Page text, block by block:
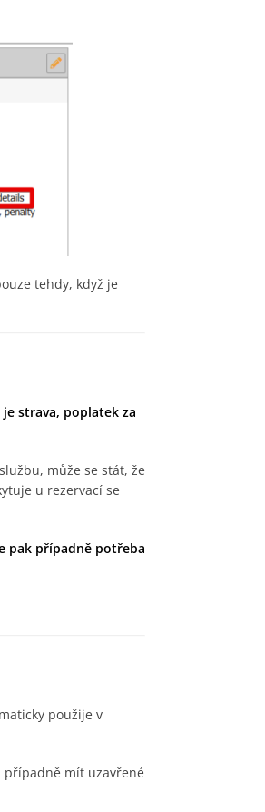
tehdy, když je
strava, poplatek za
může se stát, že
u rezervací se
pak případně potřeba
použije v
případně mít uzavřené